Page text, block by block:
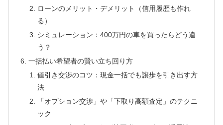
ローンのメリット・デメリット（信用履歴も作れ
る）
シミュレーション：400万円の車を買ったらどう違
う？
一括払い希望者の賢い立ち回り方
値引き交渉のコツ：現金一括でも譲歩を引き出す方
法
「オプション交渉」や「下取り高額査定」のテクニ
ック